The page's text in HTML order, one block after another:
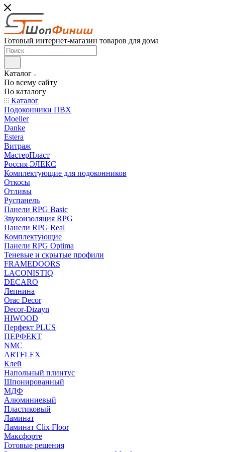
Готовый интернет-магазин товаров для дома
Каталог
По всему сайту
По каталогу
Каталог
Подоконники ПВХ
Moeller
Danke
Estera
Витраж
МастерПласт
Россия ЭЛЕКС
Комплектующие для подоконников
Откосы
Отливы
Руспанель
Панели RPG Basic
Звукоизоляция RPG
Панели RPG Real
Комплектующие
Панели RPG Optima
Теневые и скрытые профили
FRAMEDOORS
LACONISTIQ
DECARO
Лепнина
Orac Decor
Decor-Dizayn
HIWOOD
Перфект PLUS
ПЕРФЕКТ
NMC
ARTFLEX
Клей
Напольный плинтус
Шпонированный
МДФ
Алюминиевый
Пластиковый
Ламинат
Ламинат Clix Floor
Максфорте
Готовые решения